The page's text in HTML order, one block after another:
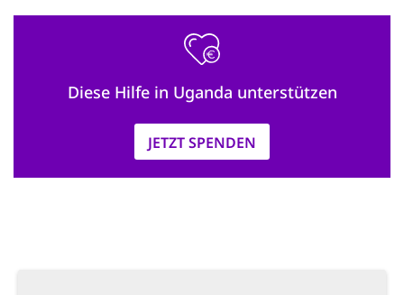
Diese Hilfe in Uganda unterstützen
JETZT SPENDEN